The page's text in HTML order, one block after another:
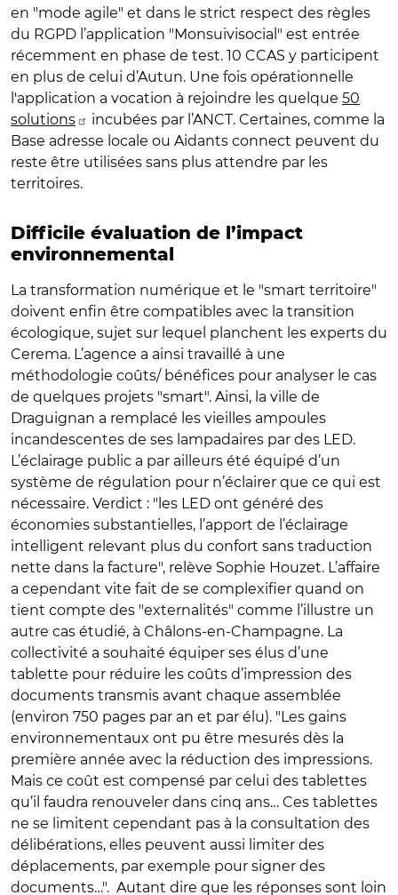
en "mode agile" et dans le strict respect des règles
du RGPD l’application "Monsuivisocial" est entrée
récemment en phase de test. 10 CCAS y participent
en plus de celui d’Autun. Une fois opérationnelle
l'application a vocation à rejoindre les quelque 50
solutions
incubées par l’ANCT. Certaines, comme la
Base adresse locale ou Aidants connect peuvent du
reste être utilisées sans plus attendre par les
territoires.
Difficile évaluation de l’impact
environnemental
La transformation numérique et le "smart territoire"
doivent enfin être compatibles avec la transition
écologique, sujet sur lequel planchent les experts du
Cerema. L’agence a ainsi travaillé à une
méthodologie coûts/ bénéfices pour analyser le cas
de quelques projets "smart". Ainsi, la ville de
Draguignan a remplacé les vieilles ampoules
incandescentes de ses lampadaires par des LED.
L’éclairage public a par ailleurs été équipé d’un
système de régulation pour n’éclairer que ce qui est
nécessaire. Verdict : "les LED ont généré des
économies substantielles, l’apport de l’éclairage
intelligent relevant plus du confort sans traduction
nette dans la facture", relève Sophie Houzet. L’affaire
a cependant vite fait de se complexifier quand on
tient compte des "externalités" comme l’illustre un
autre cas étudié, à Châlons-en-Champagne. La
collectivité a souhaité équiper ses élus d’une
tablette pour réduire les coûts d’impression des
documents transmis avant chaque assemblée
(environ 750 pages par an et par élu). "Les gains
environnementaux ont pu être mesurés dès la
première année avec la réduction des impressions.
Mais ce coût est compensé par celui des tablettes
qu’il faudra renouveler dans cinq ans… Ces tablettes
ne se limitent cependant pas à la consultation des
délibérations, elles peuvent aussi limiter des
déplacements, par exemple pour signer des
documents…". Autant dire que les réponses sont loin